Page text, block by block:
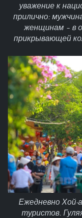
уважение к
прилично:
женщинам – в
прикрывающей
Ежедневно Хой-
туристов.